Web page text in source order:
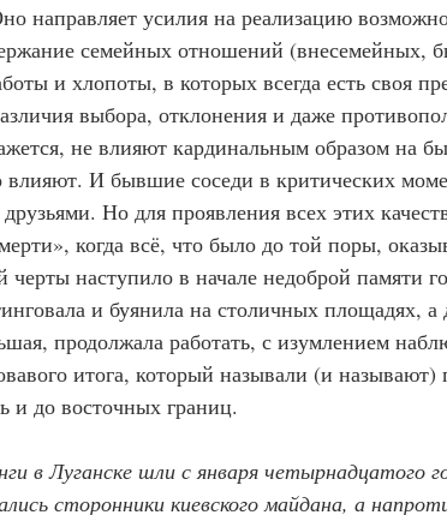
направляет усилия на реализацию
семейных отношений (внесемейных,
и хлопоты, в которых всегда есть своя
выбора, отклонения и даже
не влияют кардинальным образом на
влияют. И бывшие соседи в критических
Но для проявления всех этих
когда всё, что было до той поры,
наступило в начале недоброй памяти
и буянила на столичных площадях, а
продолжала работать, с изумлением
итога, который называли (и называют)
и до восточных границ.
в Луганске шли с января четырнадцатого
сторонники киевского майдана, а